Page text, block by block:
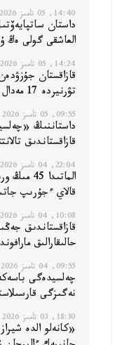
14:40, 05 تامىز 2026
داستان
العاشقى گولى ەڭ
14:24, 05 تامىز 2026
قازاقستان
تۋرنيردە 17 مەدال جەڭىپ الدى
09:55, 05 تامىز 2026
داستاننىڭ
قازاقستاندىق
22:04, 04 تامىز 2026
قالاي ءجۇرىپ
10:08, 04 تامىز 2026
قازاقستاندىق
حالىقارالىق
09:55, 04 تامىز 2026
چەلسيدەگى
نەگىزگى
18:30, 03 تامىز 2026
«كانەلو الدە